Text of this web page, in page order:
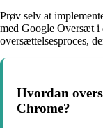
Prøv selv at
med Google Oversæt i
oversættelsesproces,
Hvordan
Chrome?